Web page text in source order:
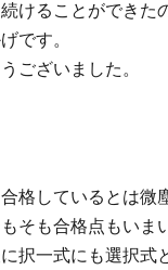
けることができた
です。
ございました。
格しているとは微
そも合格点もいま
択一式にも選択式